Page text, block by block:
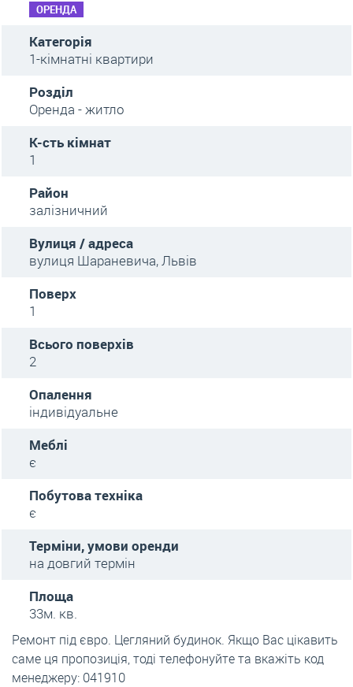
ОРЕНДА
Категорія
1-кімнатні квартири
Розділ
Оренда - житло
К-сть кімнат
1
Район
залізничний
Вулиця / адреса
вулиця Шараневича, Львів
Поверх
1
Всього поверхів
2
Опалення
індивідуальне
Меблі
є
Побутова техніка
є
Терміни, умови оренди
на довгий термін
Площа
33м. кв.
Ремонт під євро. Цегляний будинок. Якщо Вас цікавить
саме ця пропозиція, тоді телефонуйте та вкажіть код
менеджеру: 041910